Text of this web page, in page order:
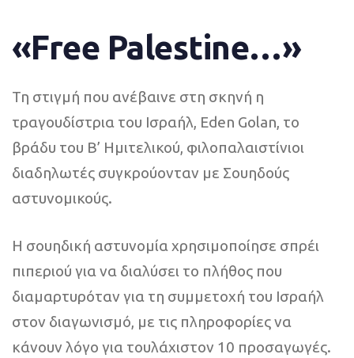
«Free Palestine…»
Τη στιγμή που ανέβαινε στη σκηνή η
τραγουδίστρια του Ισραήλ, Eden Golan, το
βράδυ του Β’ Ημιτελικού, φιλοπαλαιστίνιοι
διαδηλωτές συγκρούονταν με Σουηδούς
αστυνομικούς.
Η σουηδική αστυνομία χρησιμοποίησε σπρέι
πιπεριού για να διαλύσει το πλήθος που
διαμαρτυρόταν για τη συμμετοχή του Ισραήλ
στον διαγωνισμό, με τις πληροφορίες να
κάνουν λόγο για τουλάχιστον 10 προσαγωγές.